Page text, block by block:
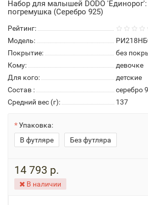
Набор для малышей DODO
погремушка (Серебро 925)
Рейтинг:
Модель:
Покрытие:
без
Кому:
девочке
Для кого:
детские
Состав :
серебро
Средний вес (г):
137
Упаковка:
В футляре
Без футляра
14 793 р.
В наличии